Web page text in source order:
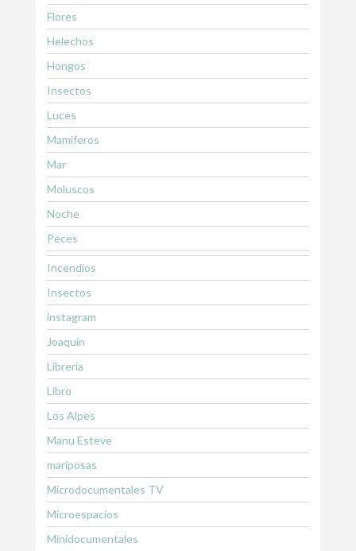
Flores
Helechos
Hongos
Insectos
Luces
Mamiferos
Mar
Moluscos
Noche
Peces
Incendios
Insectos
instagram
Joaquín
Librería
Libro
Los Alpes
Manu Esteve
mariposas
Microdocumentales TV
Microespacios
Minidocumentales